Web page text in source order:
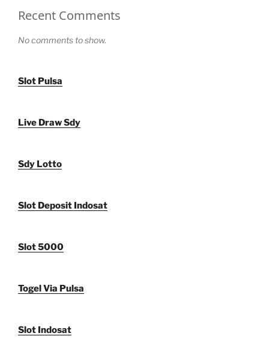
Recent Comments
No comments to show.
Slot Pulsa
Live Draw Sdy
Sdy Lotto
Slot Deposit Indosat
Slot 5000
Togel Via Pulsa
Slot Indosat